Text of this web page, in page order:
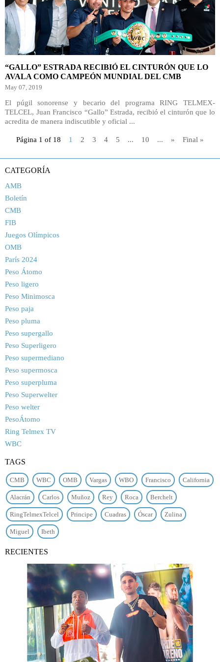
“GALLO” ESTRADA RECIBIÓ EL CINTURÓN QUE LO
AVALA COMO CAMPEÓN MUNDIAL DEL CMB
May 07, 2019
El púgil sonorense y becario del programa RING TELMEX-
TELCEL, Juan Francisco “Gallo” Estrada, recibió el cinturón que lo
acredita de manera indiscutible y oficial ...
Página 1 of 18 1 2 3 4 5 ... 10 ... » Final »
CATEGORÍA
AMB
Boletín
CMB
FIB
Juegos Olímpicos
OMB
París 2024
Peso Átomo
Peso ligero
Peso Minimosca
Peso paja
Peso pluma
Peso supergallo
Peso Superligero
Peso supermediano
Peso supermosca
Peso superpluma
Peso Superwelter
Peso welter
PesoÁtomo
Ring Telmex TV
WBC
TAGS
CMB WBC OMB Vargas WBO Francisco California
Alacrán Carlos Muñoz Rey Roca Berchelt
RingTelmexTelcel Principe Cuadras Óscar Zulina
Miguel Ibeth
RECIENTES